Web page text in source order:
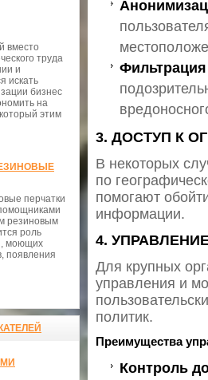
вместо
труда
и
искать
бизнес
на
этим
перчатки
резиновым
роль
моющих
появления
Фильтрация
3. ДОСТУП К
В некоторых
по
помогают
информации.
4.
Для крупных
управления и
политик.
Преимущества
Контроль